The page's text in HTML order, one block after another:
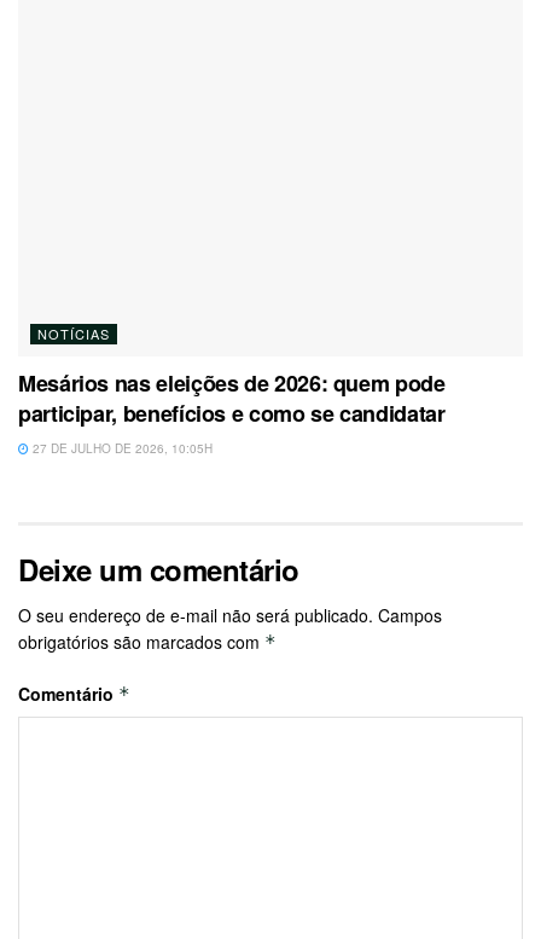
NOTÍCIAS
Mesários nas eleições de 2026: quem pode
participar, benefícios e como se candidatar
27 DE JULHO DE 2026, 10:05H
Deixe um comentário
O seu endereço de e-mail não será publicado. Campos
obrigatórios são marcados com *
Comentário *